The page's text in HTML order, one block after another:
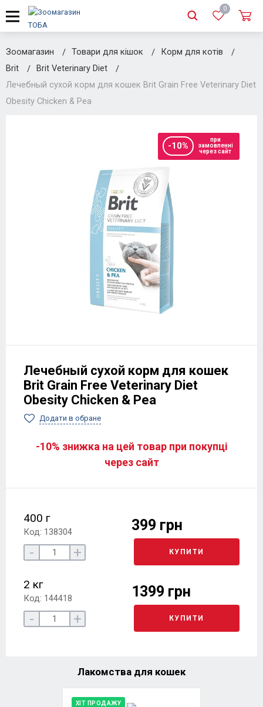
0
Зоомагазин Товари для кішок
Корм для котів
Brit
Brit Veterinary Diet
Лечебный сухой корм для кошек Brit Grain Free Veterinary Diet
Obesity Chicken & Pea
-10%
при
замовленні
через сайт
Лечебный сухой корм для кошек
Brit Grain Free Veterinary Diet
Obesity Chicken & Pea
Додати в обране
-10% знижка на цей товар при покупці
через сайт
400 г
Код: 138304 399 грн
- + КУПИТИ
2 кг
Код: 144418 1399 грн
- + КУПИТИ
Лакомства для кошек
ХІТ ПРОДАЖУ